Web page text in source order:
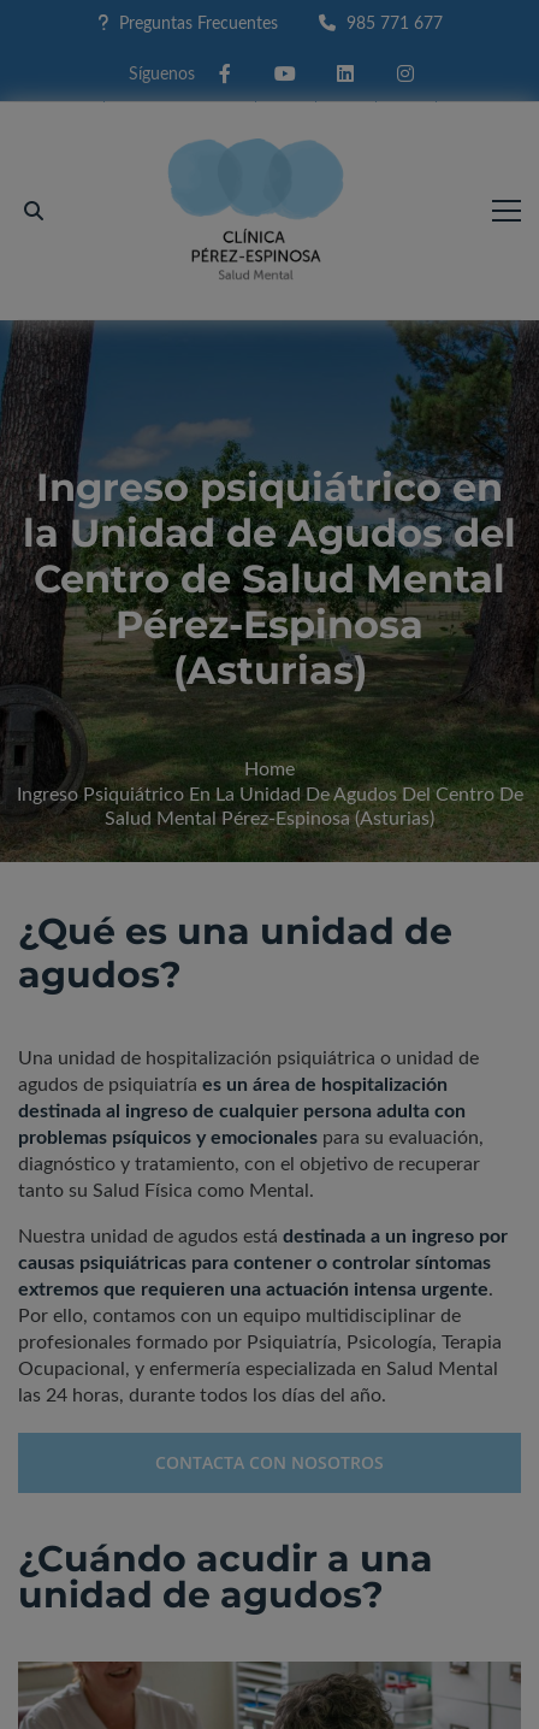
Preguntas Frecuentes 985 771 677
FacebookYoutube LinkedinInstagram
Ingreso psiquiátrico en
la Unidad de Agudos del
Centro de Salud Mental
Pérez-Espinosa
(Asturias)
Home
Ingreso Psiquiátrico En La Unidad De Agudos Del Centro De
Salud Mental Pérez-Espinosa (Asturias)
¿Qué es una unidad de
agudos?
Una unidad de hospitalización psiquiátrica o unidad de
agudos de psiquiatría es un área de hospitalización
destinada al ingreso de cualquier persona adulta con
problemas psíquicos y emocionales para su evaluación,
diagnóstico y tratamiento, con el objetivo de recuperar
tanto su Salud Física como Mental.
Nuestra unidad de agudos está destinada a un ingreso por
causas psiquiátricas para contener o controlar síntomas
extremos que requieren una actuación intensa urgente.
Por ello, contamos con un equipo multidisciplinar de
profesionales formado por Psiquiatría, Psicología, Terapia
Ocupacional, y enfermería especializada en Salud Mental
las 24 horas, durante todos los días del año.
CONTACTA CON NOSOTROS
¿Cuándo acudir a una
unidad de agudos?